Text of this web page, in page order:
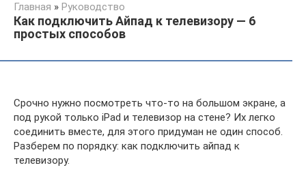
Главная » Руководство
Как подключить Айпад к телевизору — 6
простых способов
Срочно нужно посмотреть что-то на большом экране, а
под рукой только iPad и телевизор на стене? Их легко
соединить вместе, для этого придуман не один способ.
Разберем по порядку: как подключить айпад к
телевизору.